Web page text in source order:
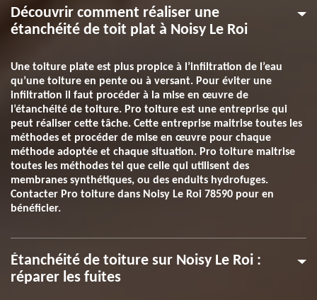
Découvrir comment réaliser une
étanchéité de toit plat à Noisy Le Roi
Une toiture plate est plus propice à l’infiltration de l’eau
qu’une toiture en pente ou à versant. Pour éviter une
infiltration il faut procéder à la mise en œuvre de
l’étanchéité de toiture. Pro toiture est une entreprise qui
peut réaliser cette tâche. Cette entreprise maitrise toutes les
méthodes et procéder de mise en œuvre pour chaque
méthode adoptée et chaque situation. Pro toiture maitrise
toutes les méthodes tel que celle qui utilisent des
membranes synthétiques, ou des enduits hydrofuges.
Contacter Pro toiture dans Noisy Le Roi 78590 pour en
bénéficier.
Étanchéité de toiture sur Noisy Le Roi :
réparer les fuites